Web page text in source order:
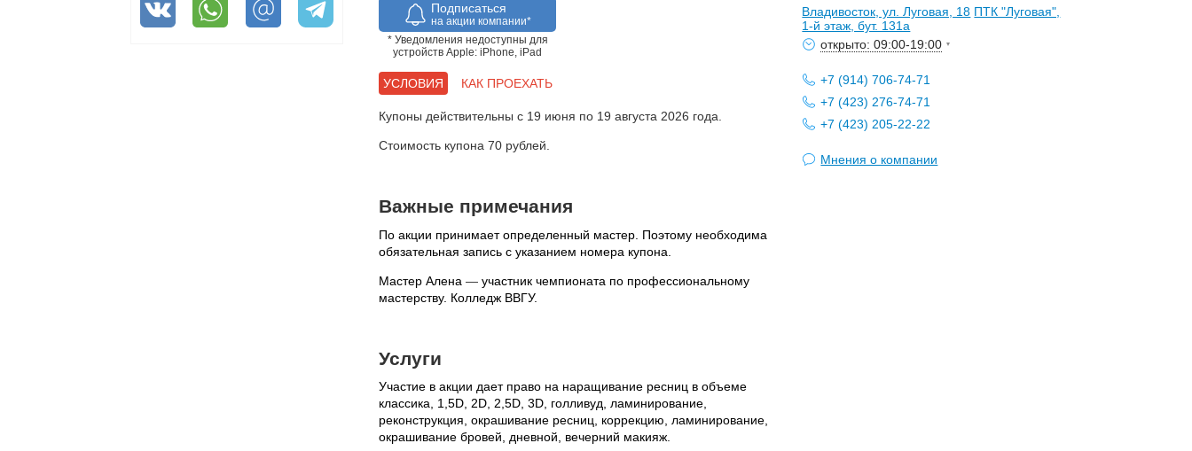
Подписаться
на акции компании*
* Уведомления недоступны для
устройств Apple: iPhone, iPad
УСЛОВИЯ КАК ПРОЕХАТЬ
Купоны действительны с 19 июня по 19 августа 2026 года.
Стоимость купона 70 рублей.
Важные примечания
По акции принимает определенный мастер. Поэтому необходима
обязательная запись с указанием номера купона.
Мастер Алена — участник чемпионата по профессиональному
мастерству. Колледж ВВГУ.
Услуги
Участие в акции дает право на наращивание ресниц в объеме
классика, 1,5D, 2D, 2,5D, 3D, голливуд, ламинирование,
реконструкция, окрашивание ресниц, коррекцию, ламинирование,
окрашивание бровей, дневной, вечерний макияж.
Владивосток, ул. Луговая, 18 ПТК "Луговая",
1-й этаж, бут. 131а
открыто: 09:00-19:00
+7 (914) 706-74-71
+7 (423) 276-74-71
+7 (423) 205-22-22
Мнения о компании